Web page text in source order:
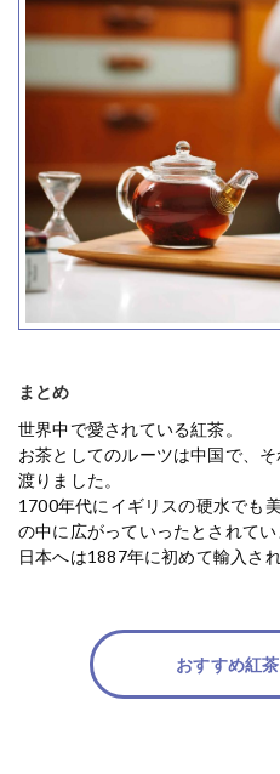
まとめ
世界中で愛されている紅茶。
お茶としてのルーツは中国で、
渡りました。
1700年代にイギリスの硬水でも
の中に広がっていったとされてい
日本へは1887年に初めて輸入され
おすすめ紅